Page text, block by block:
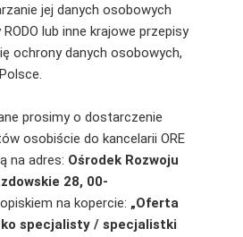
jej danych osobowych
lub inne krajowe przepisy
ochrony danych osobowych,
prosimy o dostarczenie
osobiście do kancelarii ORE
na adres: Ośrodek Rozwoju
28, 00-
na kopercie: „Oferta
specjalisty / specjalistki